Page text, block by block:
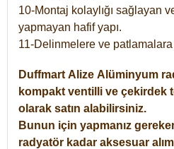
10-Montaj kolaylığı sağlayan
yapmayan hafif yapı.
11-Delinmelere ve patlamalara
Duffmart Alize Alüminyum
kompakt ventilli ve çekirdek
olarak satın alabilirsiniz.
Bunun için yapmanız gereken
radyatör kadar aksesuar